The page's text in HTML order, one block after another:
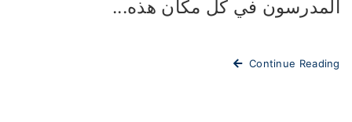
في كل مكان هذه...
Continue